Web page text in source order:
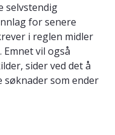
selvstendig
for senere
i reglen midler
vil også
sider ved det å
søknader som ender